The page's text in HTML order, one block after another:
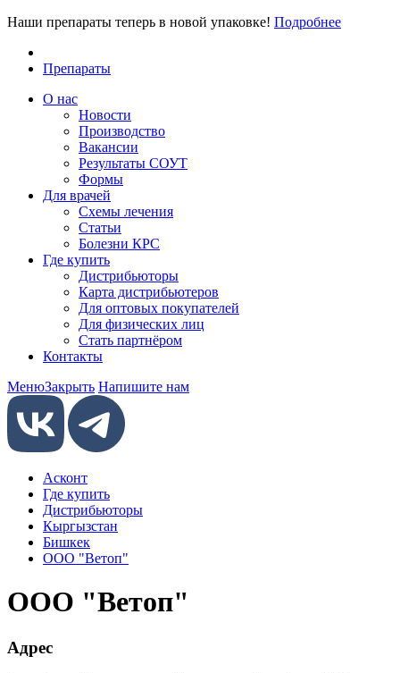
Наши препараты теперь в новой упаковке! Подробнее
Препараты
О нас
Новости
Производство
Вакансии
Результаты СОУТ
Формы
Для врачей
Схемы лечения
Статьи
Болезни КРС
Где купить
Дистрибьюторы
Карта дистрибьютеров
Для оптовых покупателей
Для физических лиц
Стать партнёром
Контакты
МенюЗакрыть Напишите нам
Асконт
Где купить
Дистрибьюторы
Кыргызстан
Бишкек
ООО "Ветоп"
ООО "Ветоп"
Адрес